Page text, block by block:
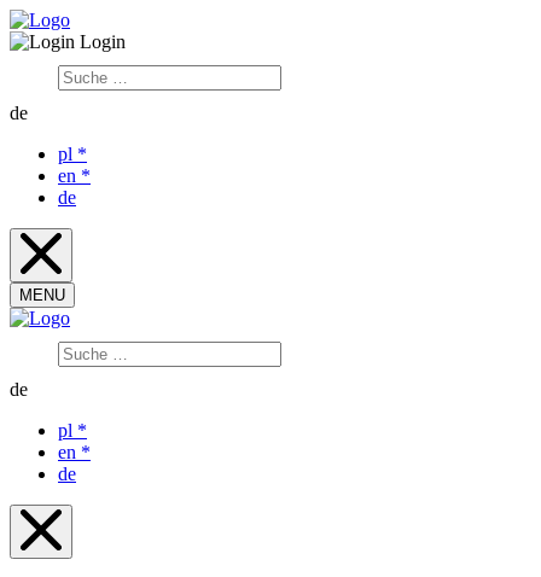
Login
de
pl *
en *
de
MENU
de
pl *
en *
de